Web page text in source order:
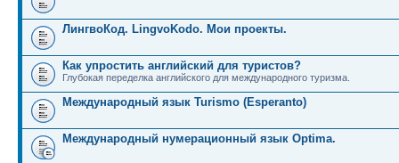
ЛингвоКод. LingvoKodo. Мои проекты.
Как упростить английский для туристов?
Глубокая переделка английского для международного туризма.
Международный язык Turismo (Esperanto)
Международный нумерационный язык Optima.